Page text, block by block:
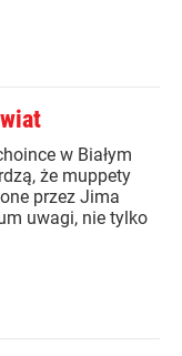
w Białym
że muppety
przez Jima
uwagi, nie tylko